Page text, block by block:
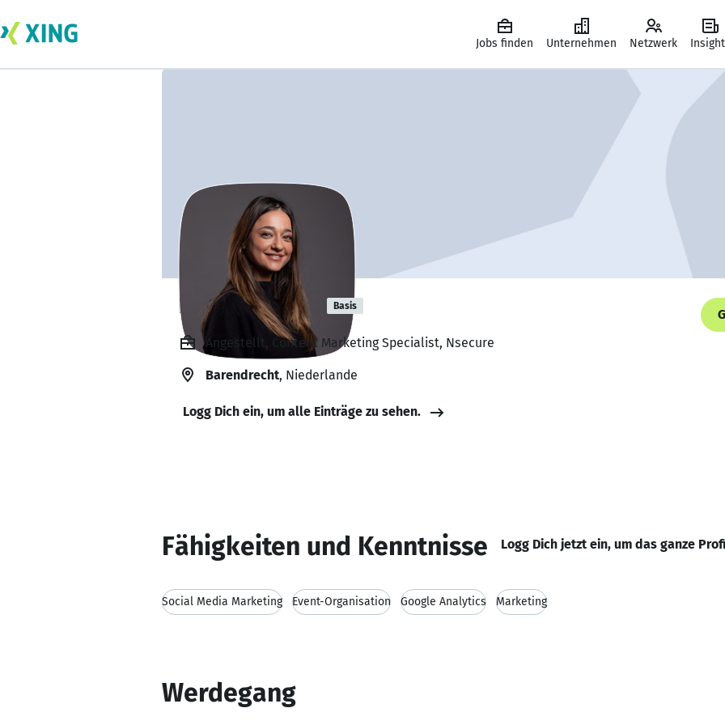
Jobs finden Unternehmen Netzwerk
Nila Nowrouzi Basis
Angestellt, Content Marketing Specialist, Nsecure
Barendrecht, Niederlande
Logg Dich ein, um alle Einträge zu sehen.
Fähigkeiten und Kenntnisse Logg Dich jetzt ein, um das ganze
Social Media Marketing Event-Organisation Google Analytics Marketing
Werdegang